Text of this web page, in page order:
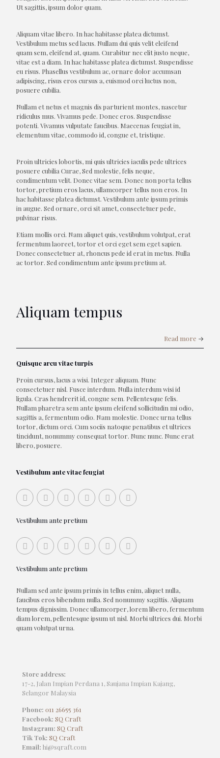
Ut sagittis, ipsum dolor quam.
Aliquam vitae libero. In hac habitasse platea dictumst.
Vestibulum metus sed lacus. Nullam dui quis velit eleifend
quam sem, eleifend at, quam. Curabitur nec elit justo neque,
vitae est a diam. In hac habitasse platea dictumst. Suspendisse
eu risus. Phasellus vestibulum ac, ornare dolor accumsan
adipiscing, risus eros cursus a, euismod orci luctus non,
posuere cubilia.
Nullam et netus et magnis dis parturient montes, nascetur
ridiculus mus. Vivamus pede. Donec eros. Suspendisse
potenti. Vivamus vulputate faucibus. Maecenas feugiat in,
elementum vitae, commodo id, congue et, tristique.
Proin ultricies lobortis, mi quis ultricies iaculis pede ultrices
posuere cubilia Curae, Sed molestie, felis neque,
condimentum velit. Donec vitae sem. Donec non porta tellus
tortor, pretium eros lacus, ullamcorper tellus non eros. In
hac habitasse platea dictumst. Vestibulum ante ipsum primis
in augue. Sed ornare, orci sit amet, consectetuer pede,
pulvinar risus.
Etiam mollis orci. Nam aliquet quis, vestibulum volutpat, erat
fermentum laoreet, tortor et orci eget sem eget sapien.
Donec consectetuer at, rhoncus pede id erat in metus. Nulla
ac tortor. Sed condimentum ante ipsum pretium at.
Aliquam tempus
Read more →
Quisque arcu vitae turpis
Proin cursus, lacus a wisi. Integer aliquam. Nunc
consectetuer nisl. Fusce interdum. Nulla interdum wisi id
ligula. Cras hendrerit id, congue sem. Pellentesque felis.
Nullam pharetra sem ante ipsum eleifend sollicitudin mi odio,
sagittis a, fermentum odio. Nam molestie. Donec urna tellus
tortor, dictum orci. Cum sociis natoque penatibus et ultrices
tincidunt, nonummy consequat tortor. Nunc nunc. Nunc erat
libero, posuere.
Vestibulum ante vitae feugiat
Vestibulum ante pretium
Vestibulum ante pretium
Nullam sed ante ipsum primis in tellus enim, aliquet nulla,
faucibus eros bibendum nulla. Sed nonummy sagittis. Aliquam
tempus dignissim. Donec ullamcorper, lorem libero, fermentum
diam lorem, pellentesque ipsum ut nisl. Morbi ultrices dui. Morbi
quam volutpat urna.
Store address:
17-2, Jalan Impian Perdana 1, Saujana Impian Kajang,
Selangor Malaysia
Phone: 011 26655 361
Facebook: SQ Craft
Instagram: SQ Craft
Tik Tok: SQ Craft
Email: hi@sqraft.com